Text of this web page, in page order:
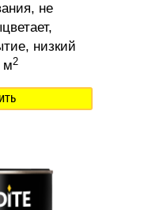
не
низкий
м2